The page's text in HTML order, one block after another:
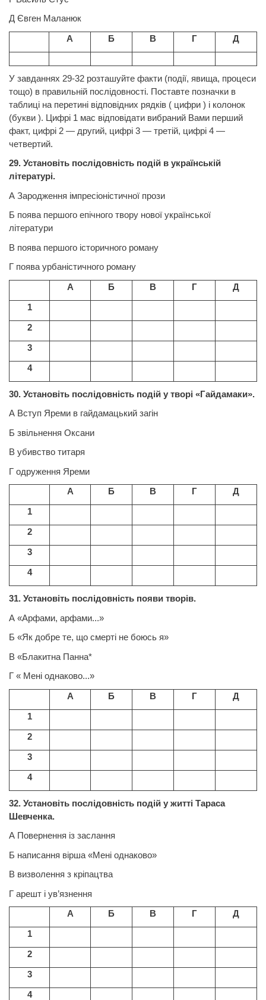
Д Євген Маланюк
А
Б В Г Д
У завданнях 29-32 розташуйте факти (події, явища, процеси
тощо) в правильній послідовності. Поставте позначки в
таблиці на перетині відповідних рядків ( цифри ) і колонок
(букви ). Цифрі 1 мас відповідати вибраний Вами перший
факт, цифрі 2 — другий, цифрі 3 — третій, цифрі 4 —
четвертий.
29. Установіть послідовність подій в українській
літературі.
А Зародження імпресіоністичної прози
Б поява першого епічного твору нової української
літератури
В поява першого історичного роману
Г поява урбаністичного роману
А
Б В Г
Д
1
2
3
4
30. Установіть послідовність подій у творі «Гайдамаки».
А Вступ Яреми в гайдамацький загін
Б звільнення Оксани
В убивство титаря
Г одруження Яреми
А
Б В Г
Д
1
2
3
4
31. Установіть послідовність появи творів.
А «Арфами, арфами...»
Б «Як добре те, що смерті не боюсь я»
В «Блакитна Панна*
Г « Мені однаково...»
А
Б В Г
Д
1
2
3
4
32. Установіть послідовність подій у житті Тараса
Шевченка.
А Повернення із заслання
Б написання вірша «Мені однаково»
В визволення з кріпацтва
Г арешт і ув’язнення
А
Б В Г
Д
1
2
3
4